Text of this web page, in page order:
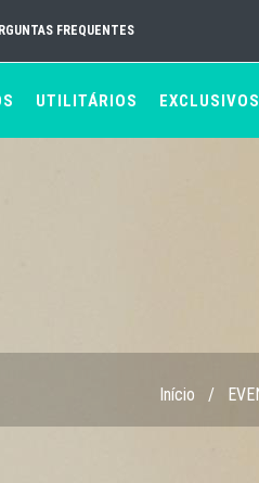
FREQUENTES
UTILITÁRIOS EXCLUSIVOS
Início /